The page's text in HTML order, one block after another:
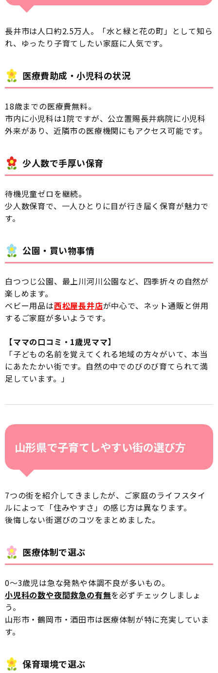
長井市は人口約2.5万人。「水と緑と花の町」として知ら
れ、ゆったり子育てしたい家庭に人気です。
医療費助成・小児科の状況
18歳までの医療費無料。
市内に小児科は1院ですが、公立置賜長井病院に小児科
外来があり、近隣市の医療機関にもアクセス可能です。
少人数で手厚い保育
待機児童ゼロを継続。
少人数保育で、一人ひとりに目が行き届く保育が魅力で
す。
公園・買い物事情
白つつじ公園、最上川河川公園など、四季折々の自然が
楽しめます。
ベビー用品は西松屋長井店が中心で、ネット通販と併用
するご家庭が多いようです。
【ママの口コミ・1歳児ママ】
「子どもの名前を覚えてくれる地域の方々がいて、本当
にあたたかい街です。自然の中でのびのび育てられて満
足しています。」
山形県で子育てしやすい街の選び方
7つの街を紹介してきましたが、ご家庭のライフスタイ
ルによって「住みやすさ」の感じ方は異なります。
後悔しない街選びのコツをまとめました。
医療体制で選ぶ
0〜3歳児は急な発熱や体調不良が多いもの。
小児科の数や夜間救急の有無を必ずチェックしましょ
う。
山形市・鶴岡市・酒田市は医療体制が特に充実していま
す。
保育環境で選ぶ